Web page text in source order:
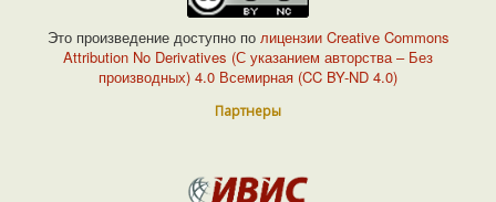
Это произведение доступно по лицензии Creative Commons
Attribution No Derivatives (С указанием авторства – Без
производных) 4.0 Всемирная (CC BY-ND 4.0)
Партнеры